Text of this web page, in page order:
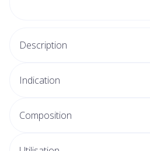
Description
Indication
Composition